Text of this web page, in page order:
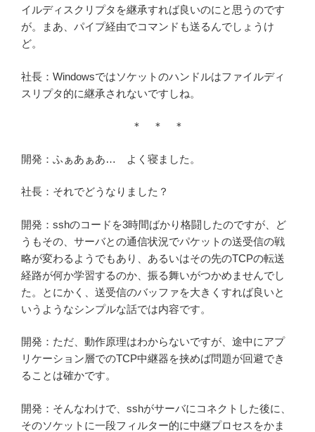
イルディスクリプタを継承すれば良いのにと思うのです
が。まあ、パイプ経由でコマンドも送るんでしょうけ
ど。
社長：Windowsではソケットのハンドルはファイルディ
スリプタ的に継承されないですしね。
＊ ＊ ＊
開発：ふぁあぁあ… よく寝ました。
社長：それでどうなりました？
開発：sshのコードを3時間ばかり格闘したのですが、ど
うもその、サーバとの通信状況でパケットの送受信の戦
略が変わるようでもあり、あるいはその先のTCPの転送
経路が何か学習するのか、振る舞いがつかめませんでし
た。とにかく、送受信のバッファを大きくすれば良いと
いうようなシンプルな話では内容です。
開発：ただ、動作原理はわからないですが、途中にアプ
リケーション層でのTCP中継器を挟めば問題が回避でき
ることは確かです。
開発：そんなわけで、sshがサーバにコネクトした後に、
そのソケットに一段フィルター的に中継プロセスをかま